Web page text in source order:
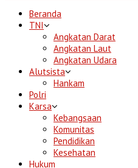
Beranda
TNI
Angkatan Darat
Angkatan Laut
Angkatan Udara
Alutsista
Hankam
Polri
Karsa
Kebangsaan
Komunitas
Pendidikan
Kesehatan
Hukum